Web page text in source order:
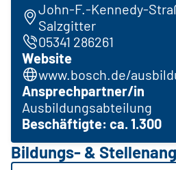
John-F.-Kennedy-
Salzgitter
05341 286261
Website
www.bosch.de/
Ansprechpartner/in
Ausbildungsabteilung
Beschäftigte: ca. 1.300
Bildungs- &